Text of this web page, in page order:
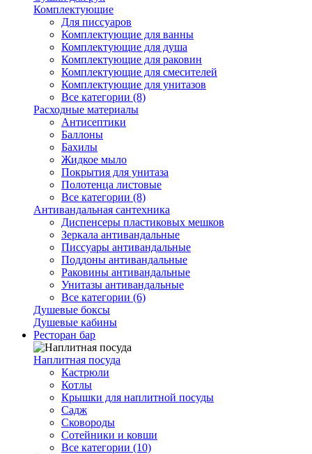
Комплектующие
Для писсуаров
Комплектующие для ванны
Комплектующие для душа
Комплектующие для раковин
Комплектующие для смесителей
Комплектующие для унитазов
Все категории (8)
Расходные материалы
Антисептики
Баллоны
Бахилы
Жидкое мыло
Покрытия для унитаза
Полотенца листовые
Все категории (8)
Антивандальная сантехника
Диспенсеры пластиковых мешков
Зеркала антивандальные
Писсуары антивандальные
Поддоны антивандальные
Раковины антивандальные
Унитазы антивандальные
Все категории (6)
Душевые боксы
Душевые кабины
Ресторан бар
Наплитная посуда
Кастрюли
Котлы
Крышки для наплитной посуды
Садж
Сковороды
Сотейники и ковши
Все категории (10)